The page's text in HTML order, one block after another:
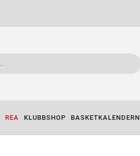
REA KLUBBSHOP BASKETKALENDERN